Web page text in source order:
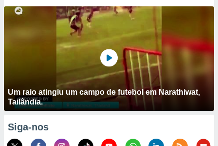
Um raio atingiu um campo de futebol em Narathiwat,
Tailândia.
Siga-nos